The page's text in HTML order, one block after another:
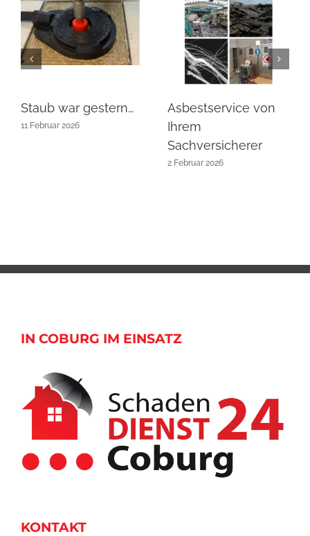
Staub war gestern…
11 Februar 2026
Asbestservice von
Ihrem
Sachversicherer
2 Februar 2026
IN COBURG IM EINSATZ
KONTAKT